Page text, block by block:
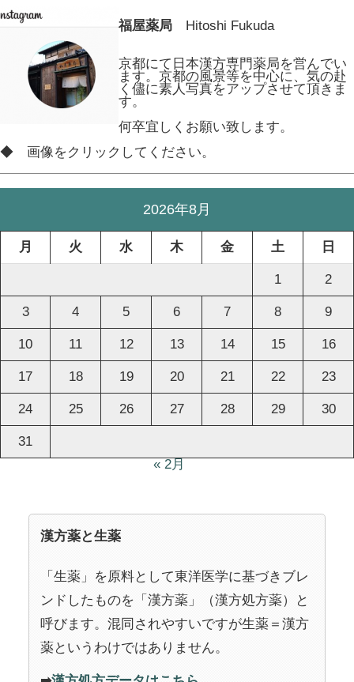
福屋薬局 Hitoshi Fukuda
京都にて日本漢方専門薬局を営んでい
ます。京都の風景等を中心に、気の赴
く儘に素人写真をアップさせて頂きま
す。
何卒宜しくお願い致します。
◆ 画像をクリックしてください。
2026年8月
月 火 水 木 金 土 日
1 2
3 4 5 6 7 8 9
10 11 12 13 14 15 16
17 18 19 20 21 22 23
24 25 26 27 28 29 30
31
« 2月
漢方薬と生薬
「生薬」を原料として東洋医学に基づきブレ
ンドしたものを「漢方薬」（漢方処方薬）と
呼びます。混同されやすいですが生薬＝漢方
薬というわけではありません。